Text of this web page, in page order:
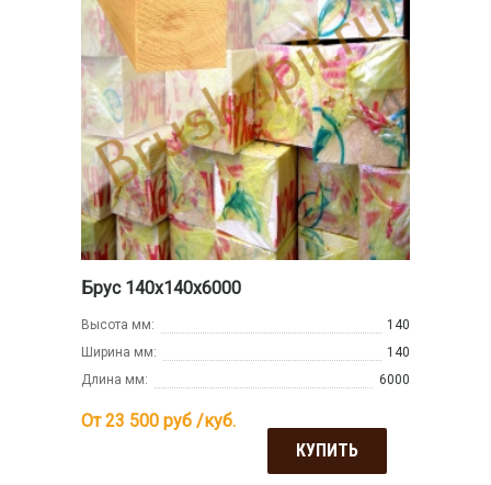
Брус 140х140х6000
Высота мм:
140
Ширина мм:
140
Длина мм:
6000
От 23 500 руб /куб.
КУПИТЬ